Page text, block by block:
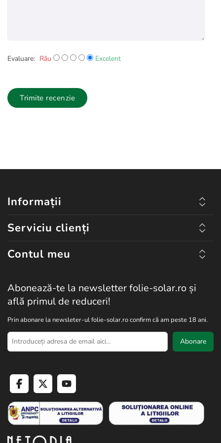
Evaluare: Rău Excelent
Trimite recenzie
Informații
Serviciu clienți
Contul meu
Abonează-te la newsletter folie-solar.ro și
află primul de reduceri!
Prin abonare la newsleter-ul folie-solar.ro confirm că am peste 18 ani.
Abonare